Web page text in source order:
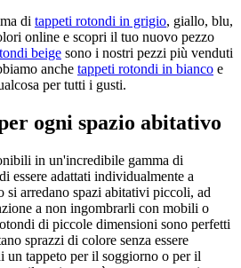
di tappeti rotondi in grigio, giallo, blu,
online e scopri il tuo nuovo pezzo
beige sono i nostri pezzi più venduti
anche tappeti rotondi in bianco e
per tutti i gusti.
ogni spazio abitativo
in un'incredibile gamma di
essere adattati individualmente a
si arredano spazi abitativi piccoli, ad
a non ingombrarli con mobili o
di piccole dimensioni sono perfetti
sprazzi di colore senza essere
un tappeto per il soggiorno o per il